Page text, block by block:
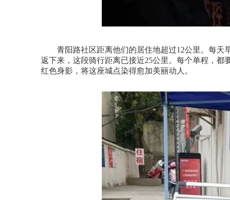
青阳路社区距离他们的居住地超过12公里。每天
返下来，这段骑行距离已接近25公里。每个单程，都
红色身影，将这座城点染得愈加美丽动人。